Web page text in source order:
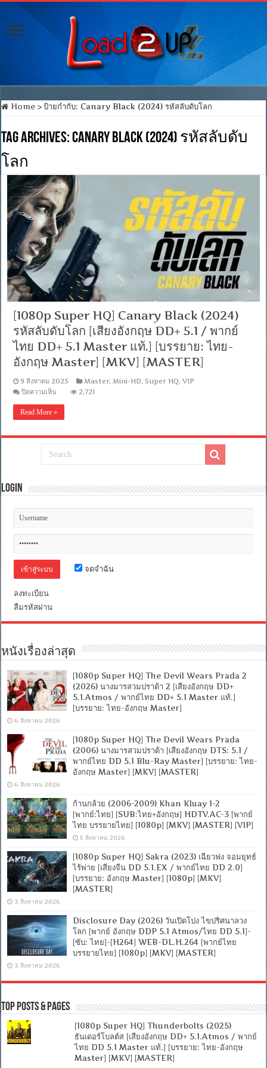
Home > ป้ายกำกับ: Canary Black (2024) รหัสลับดับโลก
Tag Archives:Canary Black (2024) รหัสลับดับ
โลก
[1080p Super HQ] Canary Black (2024)
รหัสลับดับโลก [เสียงอังกฤษ DD+ 5.1 / พากย์
ไทย DD+ 5.1 Master แท้.] [บรรยาย: ไทย-
อังกฤษ Master] [MKV] [MASTER]
9 สิงหาคม 2025 Master, Mini-HD,Super HQ,VIP
ปิดความเห็น
HQ]
Black
รหัส
โลก
[เสียง
DD+
Master
อังกฤษ
[MASTER]
2,721
Read More »
Login
จดจำฉัน
ลงทะเบียน
ลืมรหัสผ่าน
หนังเรื่องล่าสุด
[1080p Super HQ] The Devil Wears Prada 2
(2026) นางมารสวมปราด้า 2 [เสียงอังกฤษ DD+
5.1.Atmos / พากย์ไทย DD+ 5.1 Master แท้.]
[บรรยาย: ไทย-อังกฤษ Master]
6 สิงหาคม 2026
[1080p Super HQ] The Devil Wears Prada
(2006) นางมารสวมปราด้า [เสียงอังกฤษ DTS: 5.1 /
พากย์ไทย DD 5.1 Blu-Ray Master] [บรรยาย: ไทย-
อังกฤษ Master] [MKV] [MASTER]
6 สิงหาคม 2026
ก้านกล้วย (2006-2009) Khan Kluay 1-2
[พากย์:ไทย] [SUB:ไทย+อังกฤษ] HDTV.AC-3 [พากย์
ไทย บรรยายไทย] [1080p] [MKV] [MASTER] [VIP]
5 สิงหาคม 2026
[1080p Super HQ] Sakra (2023) เฉียวฟง จอมยุทธ์
ไร้พ่าย [เสียงจีน DD 5.1.EX / พากย์ไทย DD 2.0]
[บรรยาย: อังกฤษ Master] [1080p] [MKV]
[MASTER]
3 สิงหาคม 2026
Disclosure Day (2026) วันเปิดโปง ไขปริศนาลวง
โลก [พากย์ อังกฤษ DDP 5.1 Atmos/ไทย DD 5.1]-
[ซับ: ไทย]-[H264] WEB-DL.H.264 [พากย์ไทย
บรรยายไทย] [1080p] [MKV] [MASTER]
3 สิงหาคม 2026
Top Posts & Pages
[1080p Super HQ] Thunderbolts (2025)
ธันเดอร์โบลต์ส [เสียงอังกฤษ DD+ 5.1.Atmos / พากย์
ไทย DD 5.1 Master แท้.] [บรรยาย: ไทย-อังกฤษ
Master] [MKV] [MASTER]